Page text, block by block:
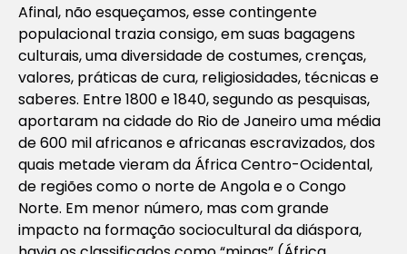
Afinal, não esqueçamos, esse contingente
populacional trazia consigo, em suas bagagens
culturais, uma diversidade de costumes, crenças,
valores, práticas de cura, religiosidades, técnicas e
saberes. Entre 1800 e 1840, segundo as pesquisas,
aportaram na cidade do Rio de Janeiro uma média
de 600 mil africanos e africanas escravizados, dos
quais metade vieram da África Centro-Ocidental,
de regiões como o norte de Angola e o Congo
Norte. Em menor número, mas com grande
impacto na formação sociocultural da diáspora,